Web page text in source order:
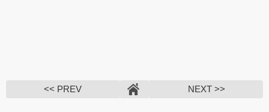
<< PREV NEXT >>